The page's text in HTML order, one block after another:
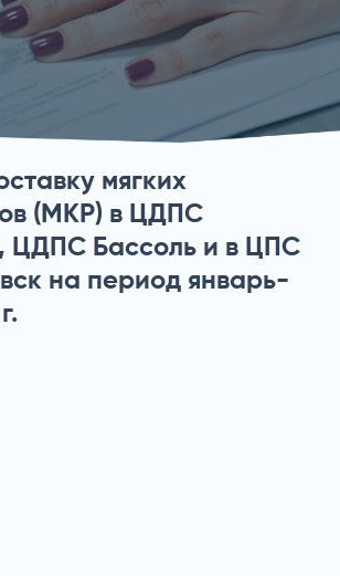
мягких
(МКР) в ЦДПС
ЦДПС Бассоль и в ЦПС
на период январь-